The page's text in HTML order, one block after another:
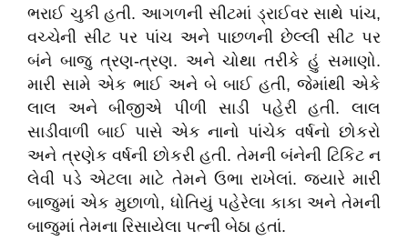
ભરાઈ ચુકી હતી. આગળની સીટમાં ડ્રાઈવર સાથે પાંચ,
વચ્ચેની સીટ પર પાંચ અને પાછળની છેલ્લી સીટ પર
બંને બાજુ ત્રણ-ત્રણ. અને ચોથા તરીકે હું સમાણો.
મારી સામે એક ભાઈ અને બે બાઈ હતી, જેમાંથી એકે
લાલ અને બીજીએ પીળી સાડી પહેરી હતી. લાલ
સાડીવાળી બાઈ પાસે એક નાનો પાંચેક વર્ષનો છોકરો
અને ત્રણેક વર્ષની છોકરી હતી. તેમની બંનેની ટિકિટ ન
લેવી પડે એટલા માટે તેમને ઉભા રાખેલાં. જ્યારે મારી
બાજુમાં એક મુછાળો, ધોતિયું પહેરેલા કાકા અને તેમની
બાજુમાં તેમના રિસાયેલા પત્ની બેઠા હતાં.